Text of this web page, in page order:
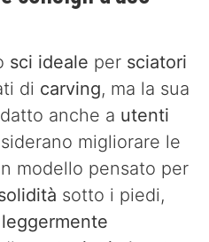
sci ideale per sciatori
di carving, ma la sua
anche a utenti
migliorare le
modello pensato per
sotto i piedi,